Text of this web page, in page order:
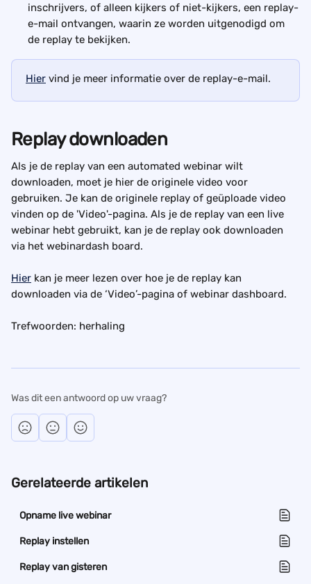
inschrijvers, of alleen kijkers of niet-kijkers, een replay-
e-mail ontvangen, waarin ze worden uitgenodigd om
de replay te bekijken.
Hier vind je meer informatie over de replay-e-mail.
Replay downloaden
Als je de replay van een automated webinar wilt
downloaden, moet je hier de originele video voor
gebruiken. Je kan de originele replay of geüploade video
vinden op de 'Video'-pagina. Als je de replay van een live
webinar hebt gebruikt, kan je de replay ook downloaden
via het webinardash board.
Hier kan je meer lezen over hoe je de replay kan
downloaden via de ‘Video’-pagina of webinar dashboard.
Trefwoorden: herhaling
Was dit een antwoord op uw vraag?
Gerelateerde artikelen
Opname live webinar
Replay instellen
Replay van gisteren